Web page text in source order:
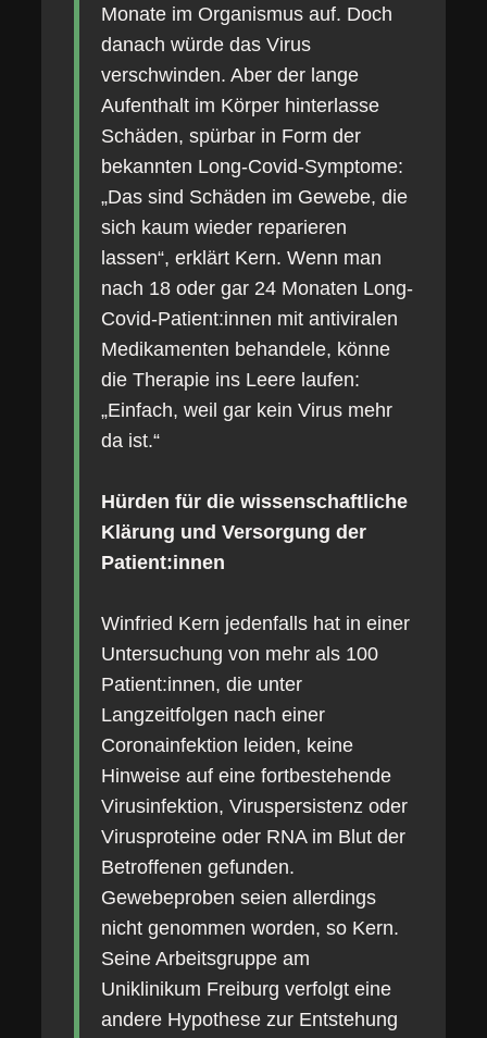
Monate im Organismus auf. Doch
danach würde das Virus
verschwinden. Aber der lange
Aufenthalt im Körper hinterlasse
Schäden, spürbar in Form der
bekannten Long-Covid-Symptome:
„Das sind Schäden im Gewebe, die
sich kaum wieder reparieren
lassen“, erklärt Kern. Wenn man
nach 18 oder gar 24 Monaten Long-
Covid-Patient:innen mit antiviralen
Medikamenten behandele, könne
die Therapie ins Leere laufen:
„Einfach, weil gar kein Virus mehr
da ist.“
Hürden für die wissenschaftliche
Klärung und Versorgung der
Patient:innen
Winfried Kern jedenfalls hat in einer
Untersuchung von mehr als 100
Patient:innen, die unter
Langzeitfolgen nach einer
Coronainfektion leiden, keine
Hinweise auf eine fortbestehende
Virusinfektion, Viruspersistenz oder
Virusproteine oder RNA im Blut der
Betroffenen gefunden.
Gewebeproben seien allerdings
nicht genommen worden, so Kern.
Seine Arbeitsgruppe am
Uniklinikum Freiburg verfolgt eine
andere Hypothese zur Entstehung